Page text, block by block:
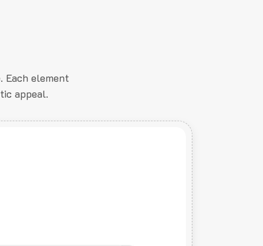
Each element
appeal.